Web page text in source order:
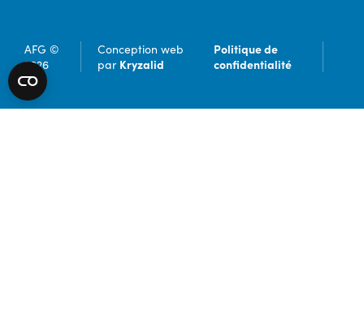
AFG ©
2026
Conception web
par Kryzalid
Politique de
confidentialité